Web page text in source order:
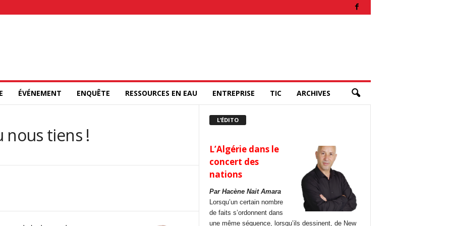
ÉVÉNEMENT ENQUÊTE RESSOURCES EN EAU ENTREPRISE TIC ARCHIVES
nous tiens !
L’ÉDITO
L’Algérie dans le
concert des
nations
Par Hacène Nait Amara
Lorsqu’un certain nombre
de faits s’ordonnent dans
une même séquence, lorsqu’ils dessinent, de New